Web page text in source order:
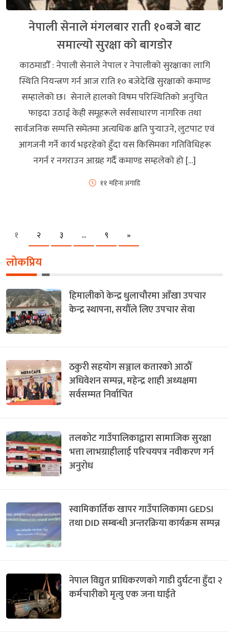
नेपाली सेनाले मंगलबार राती १०बजे बाट
समाल्याे सुरक्षा काे बागडाेर
काठमाडौँ : नेपाली सेनाले नेपाल र नेपालीको सुरक्षाका लागि
स्थिति नियन्त्रण गर्न आज राति १० बजेदेखि सुरक्षाको कमाण्ड
सम्हालेको छ। सेनाले हालको विषम परिस्थितिको अनुचित
फाइदा उठाई केही समूहरूले सर्वसाधारण नागरिक तथा
सार्वजनिक सम्पत्ति समेतमा अत्यधिक क्षति पुर्‍याउने, लुटपाट एवं
आगजनी गर्ने कार्य भइरहेको हुँदा यस किसिमका गतिविधिहरू
नगर्न र नगराउन आग्रह गर्दै कमाण्ड सम्हलेको हो […]
११ महिना अगाडि
१ २ ३ … ९ »
लोकप्रिय
हिमालीको केन्द्र धुलाचौरमा आँखा उपचार
केन्द्र स्थापना, सयौँले लिए उपचार सेवा
ठकुरी सहयोग सञ्जाल कतारको आठौँ
अधिवेशन सम्पन्न, महेन्द्र शाही अध्यक्षमा
सर्वसम्मत निर्वाचित
तलकोट गाउँपालिकाद्वारा सामाजिक सुरक्षा
भत्ता लाभग्राहीलाई परिचयपत्र नवीकरण गर्न
अनुरोध
स्वामिकार्तिक खापर गाउँपालिकामा GEDSI
तथा DID सम्बन्धी अन्तरक्रिया कार्यक्रम सम्पन्न
नेपाल विद्युत प्राधिकरणको गाडी दुर्घटना हुँदा २
कर्मचारीको मृत्यु एक जना घाईते